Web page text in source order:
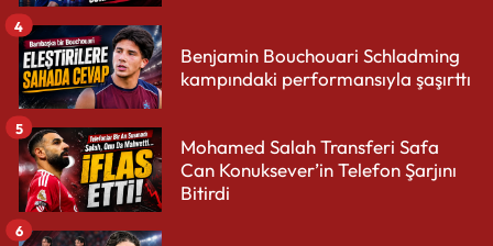
Benjamin Bouchouari Schladming
kampındaki performansıyla şaşırttı
4
Mohamed Salah Transferi Safa
Can Konuksever’in Telefon Şarjını
Bitirdi
5
6